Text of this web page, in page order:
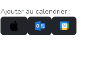
Ajouter au calendrier :